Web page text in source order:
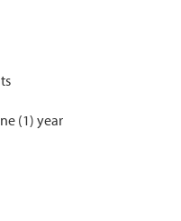
(1) year